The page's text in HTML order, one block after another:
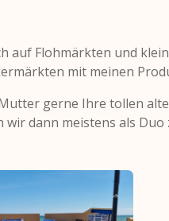
auf Flohmärkten und
mit meinen
gerne Ihre tollen
dann meistens als Duo